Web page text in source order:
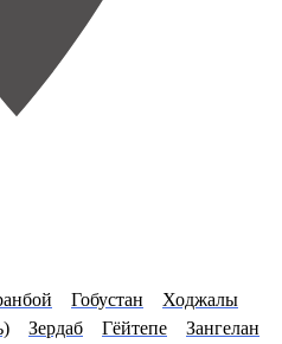
Гобустан
Ходжалы
Зердаб Гёйтепе
Зангелан